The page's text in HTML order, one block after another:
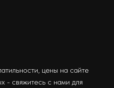
цены на сайте
- свяжитесь с нами для